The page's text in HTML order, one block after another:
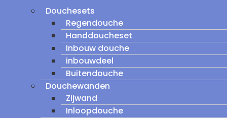
Douchesets
Regendouche
Handdoucheset
Inbouw douche
inbouwdeel
Buitendouche
Douchewanden
Zijwand
Inloopdouche